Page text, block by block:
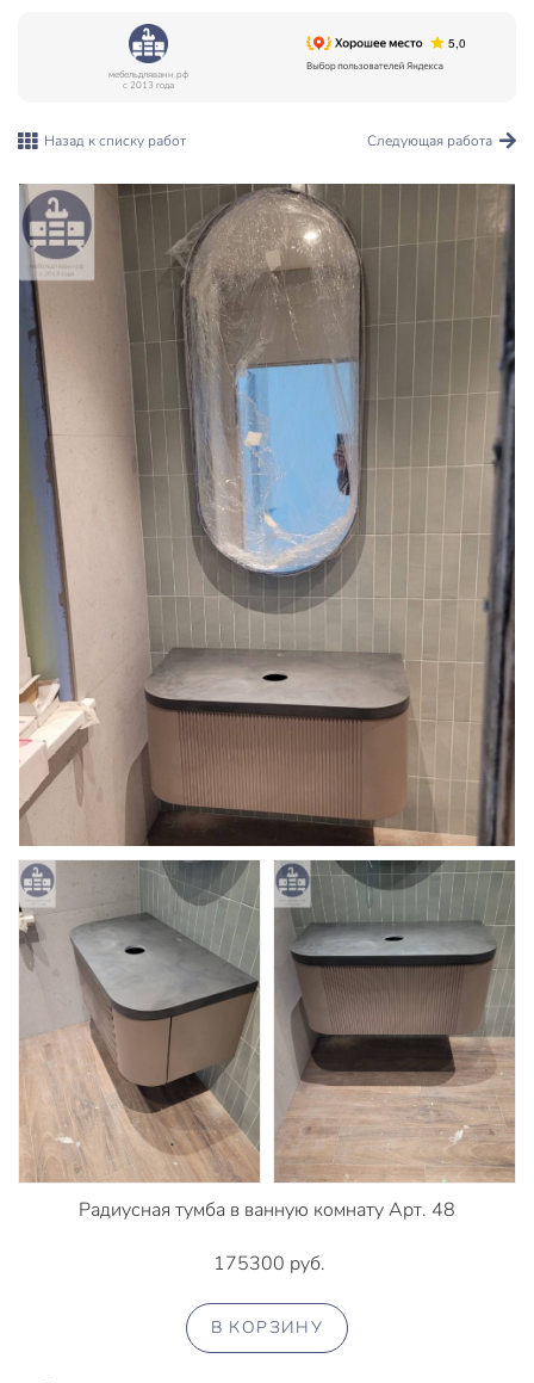
мебельдляванн.рф
с 2013 года
Назад к списку работ Следующая работа
Радиусная тумба в ванную комнату Арт. 48
175300 руб.
В КОРЗИНУ